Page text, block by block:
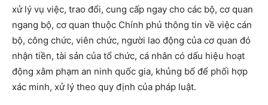
xử lý vụ việc, trao đổi, cung cấp ngay cho các bộ, cơ quan
ngang bộ, cơ quan thuộc Chính phủ thông tin về việc cán
bộ, công chức, viên chức, người lao động của cơ quan đó
nhận tiền, tài sản của tổ chức, cá nhân có dấu hiệu hoạt
động xâm phạm an ninh quốc gia, khủng bố để phối hợp
xác minh, xử lý theo quy định của pháp luật.